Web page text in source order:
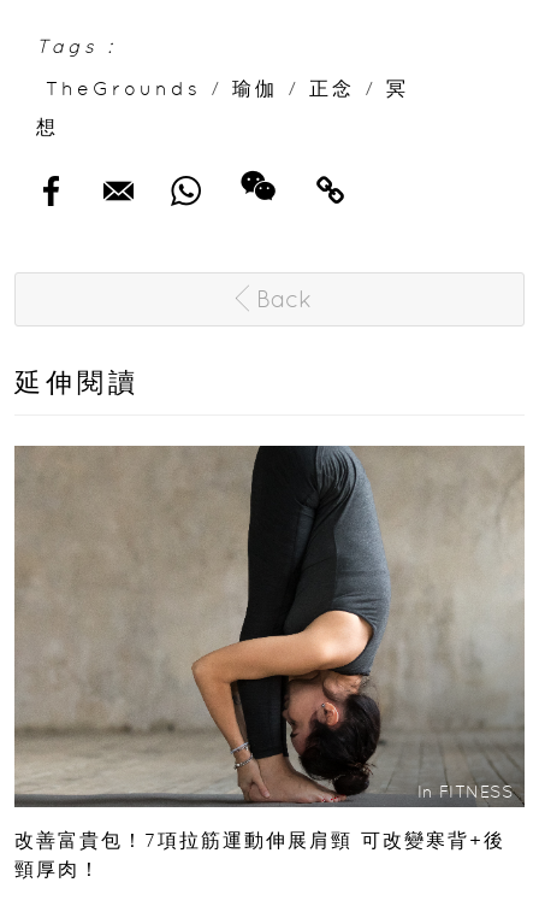
Tags :
TheGrounds
/ 瑜伽 / 正念 /
冥
想
Back
延伸閱讀
In FITNESS
改善富貴包！7項拉筋運動伸展肩頸 可改變寒背+後
頸厚肉！